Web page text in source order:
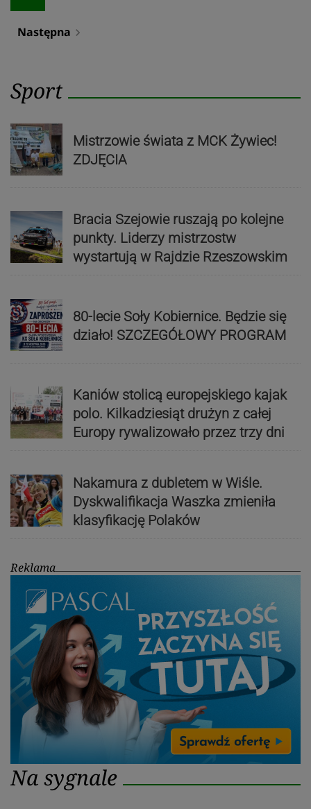
Następna navigate_next
Sport
Mistrzowie świata z MCK Żywiec!
ZDJĘCIA
Bracia Szejowie ruszają po kolejne
punkty. Liderzy mistrzostw
wystartują w Rajdzie Rzeszowskim
80-lecie Soły Kobiernice. Będzie się
działo! SZCZEGÓŁOWY PROGRAM
Kaniów stolicą europejskiego kajak
polo. Kilkadziesiąt drużyn z całej
Europy rywalizowało przez trzy dni
Nakamura z dubletem w Wiśle.
Dyskwalifikacja Waszka zmieniła
klasyfikację Polaków
Reklama
Na sygnale